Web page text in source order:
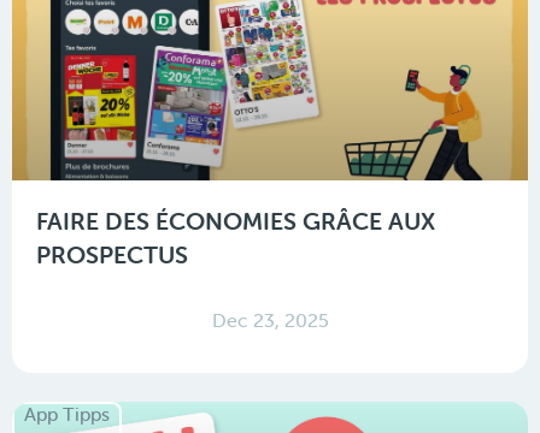
FAIRE DES ÉCONOMIES GRÂCE AUX
PROSPECTUS
Dec 23, 2025
App Tipps